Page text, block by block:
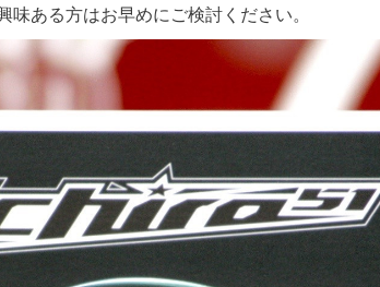
ある方はお早めにご検討ください。